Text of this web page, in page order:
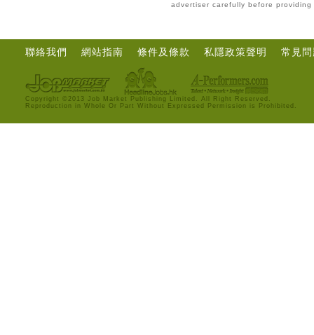
advertiser carefully before
聯絡我們 網站指南 條件及條款 私隱政策聲明 常見
Copyright ©2013 Job Market Publishing Limited. All Right Reserved.
Reproduction in Whole Or Part Without Expressed Permission is Prohibited.